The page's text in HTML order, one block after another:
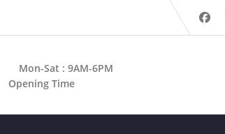
Mon-Sat : 9AM-6PM
Opening Time